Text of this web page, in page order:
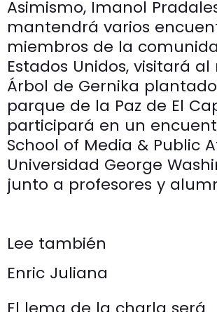
Asimismo, Imanol
mantendrá varios
miembros de la
Estados Unidos, visitará
Árbol de Gernika
parque de la Paz de El
participará en un
School of Media & Public
Universidad George
junto a profesores y
Lee también
Enric Juliana